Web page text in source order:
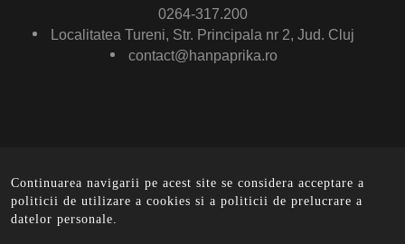
Continuarea navigarii pe acest site se considera acceptare a
politicii de utilizare a cookies si a politicii de prelucrare a
datelor personale.
0264-317.200
Localitatea Tureni, Str. Principala nr 2, Jud. Cluj
contact@hanpaprika.ro
© Ham Paprika 2016 . All rights reserved. - implemented